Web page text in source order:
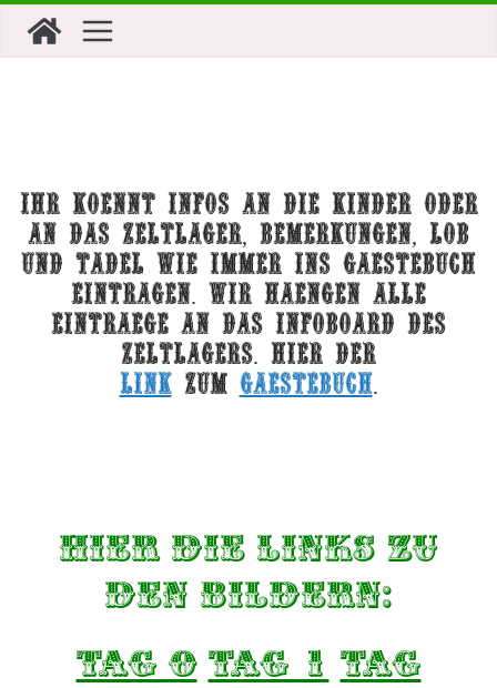
Inhalt
Ihr kOEnnt Infos an die Kinder oder
an das Zeltlager, Bemerkungen, Lob
und Tadel wie immer ins GAEstebuch
eintragen. Wir haengen alle
EintrAEge an das Infoboard des
Zeltlagers. Hier der
Linkzum GAEstebuch
Hier die Links zu
den Bildern:
Tag 0 TAG 1 TAG